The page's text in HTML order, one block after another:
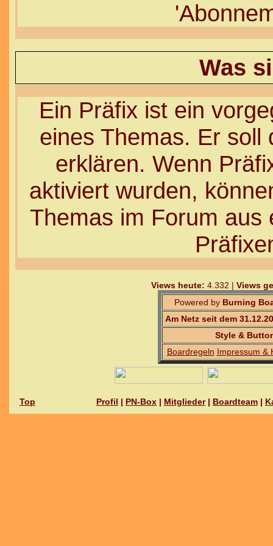
Was
Ein Präfix ist ein
eines Themas. Er soll
erklären. Wenn
aktiviert wurden,
Themas im Forum aus
Views heute: 4.332 | Views
Powered by Burning
Am Netz seit dem
Style &
Boardregeln Impressum &
Top Profil | PN-Box | Mitglieder| Boardteam |